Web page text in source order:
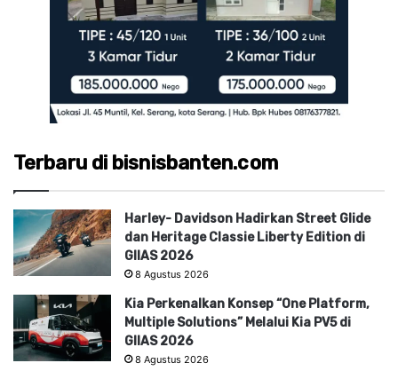
Terbaru di bisnisbanten.com
Harley- Davidson Hadirkan Street Glide
dan Heritage Classie Liberty Edition di
GIIAS 2026
8 Agustus 2026
Kia Perkenalkan Konsep “One Platform,
Multiple Solutions” Melalui Kia PV5 di
GIIAS 2026
8 Agustus 2026